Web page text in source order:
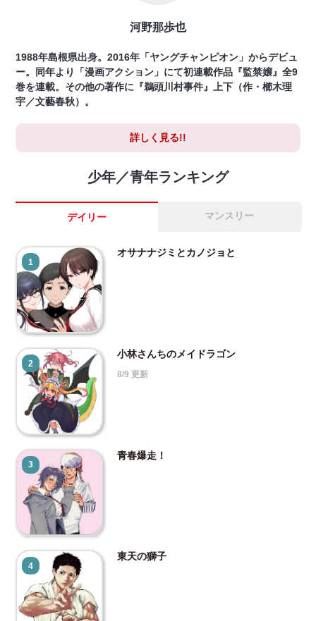
河野那歩也
1988年島根県出身。2016年「ヤングチャンピオン」からデビュ
ー。同年より「漫画アクション」にて初連載作品『監禁嬢』全9
巻を連載。その他の著作に『鵜頭川村事件』上下（作・櫛木理
宇／文藝春秋）。
詳しく見る!!
少年／青年ランキング
デイリー マンスリー
1
オサナナジミとカノジョと
2
小林さんちのメイドラゴン
8/9 更新
3
青春爆走！
4
東天の獅子